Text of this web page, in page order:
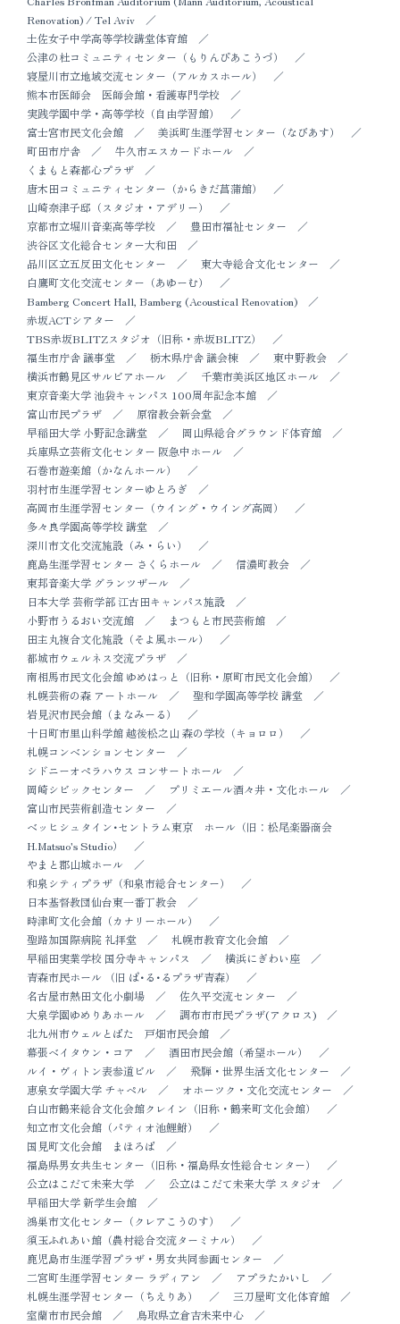
Renovation) / Tel Aviv
土佐女子中学高等学校講堂体育館
公津の杜コミュニティセンター（もりんぴあこうづ）
寝屋川市立地域交流センター（アルカスホール）
熊本市医師会 医師会館・看護専門学校
実践学園中学・高等学校（自由学習館）
富士宮市民文化会館
美浜町生涯学習センター（なびあす）
町田市庁舎
牛久市エスカードホール
くまもと森都心プラザ
唐木田コミュニティセンター（からきだ菖蒲館）
山崎奈津子邸（スタジオ・アデリー）
京都市立堀川音楽高等学校
豊田市福祉センター
渋谷区文化総合センター大和田
品川区立五反田文化センター
東大寺総合文化センター
白鷹町文化交流センター（あゆーむ）
Bamberg Concert Hall, Bamberg (Acoustical Renovation)
赤坂ACTシアター
TBS赤坂BLITZスタジオ（旧称・赤坂BLITZ）
福生市庁舎 議事堂
栃木県庁舎 議会棟
東中野教会
横浜市鶴見区サルビアホール
千葉市美浜区地区ホール
東京音楽大学 池袋キャンパス 100周年記念本館
富山市民プラザ
原宿教会新会堂
早稲田大学 小野記念講堂
岡山県総合グラウンド体育館
兵庫県立芸術文化センター 阪急中ホール
石巻市遊楽館（かなんホール）
羽村市生涯学習センターゆとろぎ
高岡市生涯学習センター（ウイング・ウイング高岡）
多々良学園高等学校 講堂
深川市文化交流施設（み・らい）
鹿島生涯学習センター さくらホール
信濃町教会
東邦音楽大学 グランツザール
日本大学 芸術学部 江古田キャンパス施設
小野市うるおい交流館
まつもと市民芸術館
田主丸複合文化施設（そよ風ホール）
都城市ウェルネス交流プラザ
南相馬市民文化会館 ゆめはっと（旧称・原町市民文化会館）
札幌芸術の森 アートホール
聖和学園高等学校 講堂
岩見沢市民会館（まなみーる）
十日町市里山科学館 越後松之山 森の学校（キョロロ）
札幌コンベンションセンター
シドニーオペラハウス コンサートホール
岡崎シビックセンター
プリミエール酒々井・文化ホール
富山市民芸術創造センター
ベッヒシュタイン･セントラム東京 ホール（旧：松尾楽器商会
H.Matsuo's Studio）
やまと郡山城ホール
和泉シティプラザ（和泉市総合センター）
日本基督教団仙台東一番丁教会
時津町文化会館（カナリーホール）
聖路加国際病院 礼拝堂
札幌市教育文化会館
早稲田実業学校 国分寺キャンパス
横浜にぎわい座
青森市民ホール （旧 ぱ･る･るプラザ青森）
名古屋市熱田文化小劇場
佐久平交流センター
大泉学園ゆめりあホール
調布市市民プラザ(アクロス)
北九州市ウェルとばた 戸畑市民会館
幕張ベイタウン・コア
酒田市民会館（希望ホール）
ルイ・ヴィトン表参道ビル
飛騨・世界生活文化センター
恵泉女学園大学 チャペル
オホーツク・文化交流センター
白山市鶴来総合文化会館クレイン（旧称・鶴来町文化会館）
知立市文化会館（パティオ池鯉鮒）
国見町文化会館 まほろば
福島県男女共生センター（旧称・福島県女性総合センター）
公立はこだて未来大学
公立はこだて未来大学 スタジオ
早稲田大学 新学生会館
鴻巣市文化センター（クレアこうのす）
須玉ふれあい館（農村総合交流ターミナル）
鹿児島市生涯学習プラザ・男女共同参画センター
二宮町生涯学習センター ラディアン
アプラたかいし
札幌生涯学習センター（ちえりあ）
三刀屋町文化体育館
室蘭市市民会館
鳥取県立倉吉未来中心